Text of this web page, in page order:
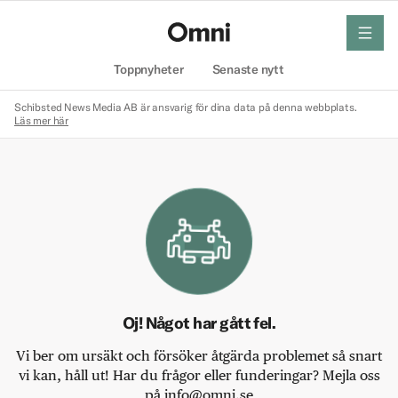
Toppnyheter Senaste nytt
meny
Schibsted News Media AB är ansvarig för dina data på denna webbplats.
Läs mer här
Oj! Något har gått fel.
Vi ber om ursäkt och försöker åtgärda problemet så snart
vi kan, håll ut! Har du frågor eller funderingar? Mejla oss